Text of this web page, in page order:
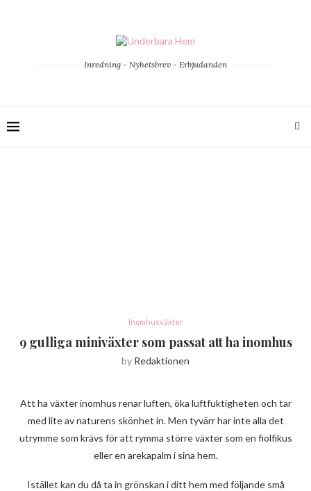
Inredning - Nyhetsbrev - Erbjudanden
Inomhusväxter
9 gulliga miniväxter som passat att ha inomhus
by Redaktionen
Att ha växter inomhus renar luften, öka luftfuktigheten och tar
med lite av naturens skönhet in. Men tyvärr har inte alla det
utrymme som krävs för att rymma större växter som en fiolfikus
eller en arekapalm i sina hem.
Istället kan du då ta in grönskan i ditt hem med följande små